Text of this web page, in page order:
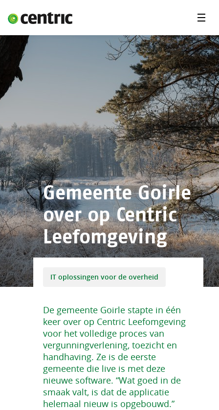
Oplossingen
Branches
Over Centric
Careers
Insights
Gemeente Goirle
over op Centric
Leefomgeving
IT oplossingen voor de overheid
De gemeente Goirle stapte in één
keer over op Centric Leefomgeving
voor het volledige proces van
vergunningverlening, toezicht en
handhaving. Ze is de eerste
gemeente die live is met deze
nieuwe software. “Wat goed in de
smaak valt, is dat de applicatie
helemaal nieuw is opgebouwd.”